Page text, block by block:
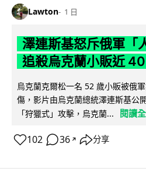
Lawton 1 日
澤連斯基怒斥俄軍「
追殺烏克蘭小販近
烏克蘭克爾松一名 52 歲小販被俄
傷，影片由烏克蘭總統澤連斯基公
「狩獵式」攻擊，烏克蘭...
閱讀
102 36 ↗ 分享